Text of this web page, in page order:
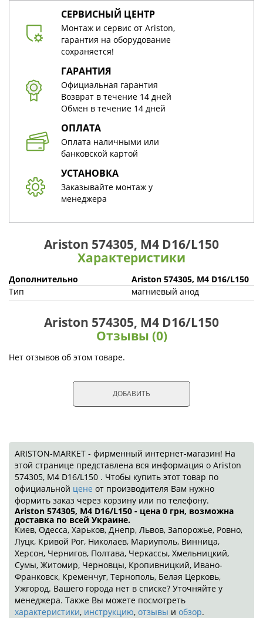
СЕРВИСНЫЙ ЦЕНТР
Монтаж и сервис от Ariston,
гарантия на оборудование
сохраняется!
ГАРАНТИЯ
Официальная гарантия
Возврат в течение 14 дней
Обмен в течение 14 дней
ОПЛАТА
Оплата наличными или
банковской картой
УСТАНОВКА
Заказывайте монтаж у
менеджера
Ariston 574305, M4 D16/L150
Характеристики
Дополнительно
Ariston 574305, M4 D16/L150
Тип
магниевый анод
Ariston 574305, M4 D16/L150
Отзывы (0)
Нет отзывов об этом товаре.
ДОБАВИТЬ
ARISTON-MARKET - фирменный интернет-магазин! На
этой странице представлена вся информация о Ariston
574305, M4 D16/L150 . Чтобы купить этот товар по
официальной цене от производителя Вам нужно
формить заказ через корзину или по телефону.
Ariston 574305, M4 D16/L150 - цена 0 грн, возможна
доставка по всей Украине.
Киев, Одесса, Харьков, Днепр, Львов, Запорожье, Ровно,
Луцк, Кривой Рог, Николаев, Мариуполь, Винница,
Херсон, Чернигов, Полтава, Черкассы, Хмельницкий,
Сумы, Житомир, Черновцы, Кропивницкий, Ивано-
Франковск, Кременчуг, Тернополь, Белая Церковь,
Ужгород. Вашего города нет в списке? Уточняйте у
менеджера. Также Вы можете посмотреть
характеристики, инструкцию, отзывы и обзор.